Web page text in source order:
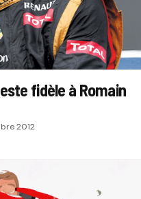
fidèle à Romain
2012